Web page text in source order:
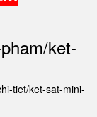
ket-
tiet/ket-sat-mini-